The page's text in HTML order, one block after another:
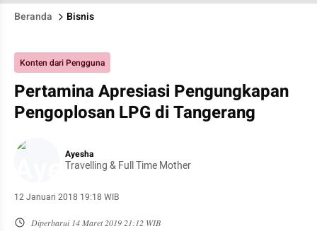
Beranda Bisnis
Konten dari Pengguna
Pertamina Apresiasi Pengungkapan
Pengoplosan LPG di Tangerang
Ayesha
Travelling & Full Time Mother
12 Januari 2018 19:18 WIB
Diperbarui 14 Maret 2019 21:12 WIB